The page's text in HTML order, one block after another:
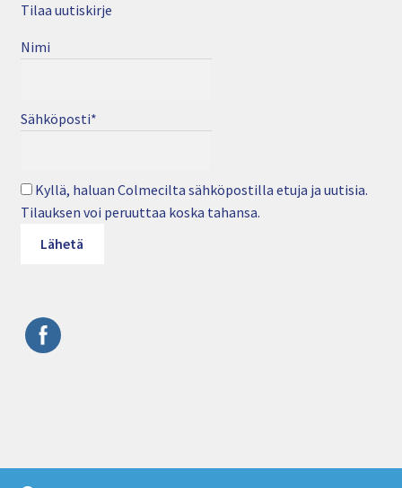
Tilaa uutiskirje
Nimi
Sähköposti*
Kyllä, haluan Colmecilta sähköpostilla etuja ja uutisia.
Tilauksen voi peruuttaa koska tahansa.